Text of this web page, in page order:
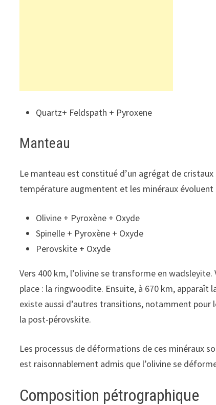
Quartz+ Feldspath + Pyroxene
Manteau
Le manteau est constitué d’un agrégat de
température augmentent et les minéraux
Olivine + Pyroxène + Oxyde
Spinelle + Pyroxène + Oxyde
Perovskite + Oxyde
Vers 400 km, l’olivine se transforme en
place : la ringwoodite. Ensuite, à 670 km,
existe aussi d’autres transitions, notamment pour
la post-pérovskite.
Les processus de déformations de ces minéraux
est raisonnablement admis que l’olivine se
Composition pétrographique